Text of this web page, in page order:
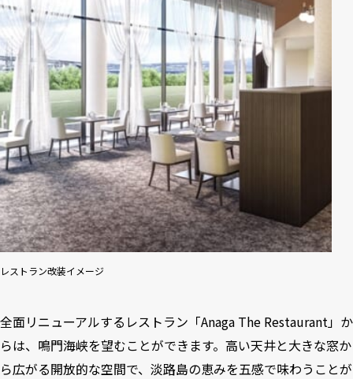
レストラン改装イメージ
全面リニューアルするレストラン「Anaga The Restaurant」か
らは、鳴門海峡を望むことができます。高い天井と大きな窓か
ら広がる開放的な空間で、淡路島の恵みを五感で味わうことが